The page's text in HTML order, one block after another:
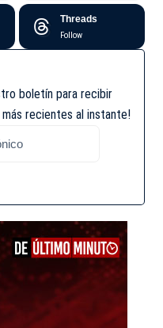
Threads
Follow
boletín para recibir
recientes al instante!